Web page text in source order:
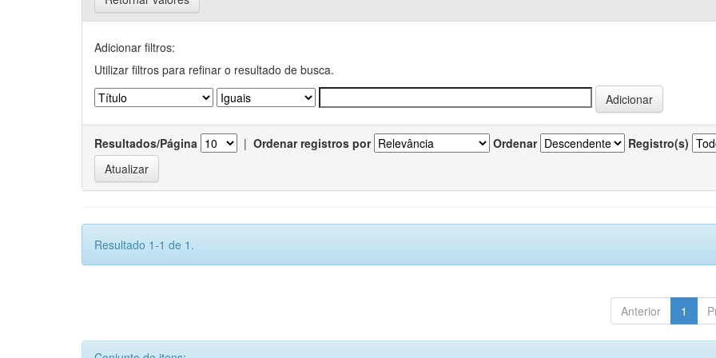
Adicionar filtros:
Utilizar filtros para refinar o resultado de busca.
Resultados/Página | Ordenar registros por Ordenar Registro(s)
Resultado 1-1 de 1.
Anterior 1